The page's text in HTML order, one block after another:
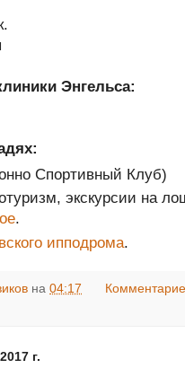
Энгельса:
Спортивный Клуб)
экскурсии на
.
ипподрома.
на 04:17
г.